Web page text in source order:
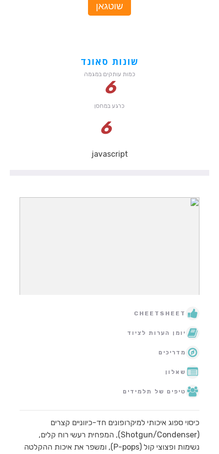
שוטגאן
שונות סאונד
כמות עותקים במגמה
6
כרגע במחסן
6
javascript
CHEETSHEET
יומן הערות לציוד
מדריכים
שאלון
טיפים של תלמידים
כיסוי ספוג איכותי למיקרופונים חד-כיווניים קצרים
(Shotgun/Condenser), המפחית רעשי רוח קלים,
נשימות ופצוצי קול (P-pops), ומשפר את איכות ההקלטה